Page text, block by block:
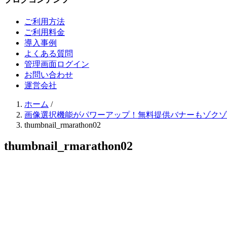
ご利用方法
ご利用料金
導入事例
よくある質問
管理画面ログイン
お問い合わせ
運営会社
ホーム /
画像選択機能がパワーアップ！無料提供バナーもゾク
thumbnail_rmarathon02
thumbnail_rmarathon02